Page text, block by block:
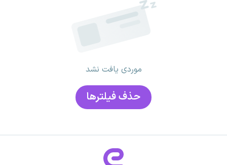
موردی یافت نشد
حذف فیلتر‌ها